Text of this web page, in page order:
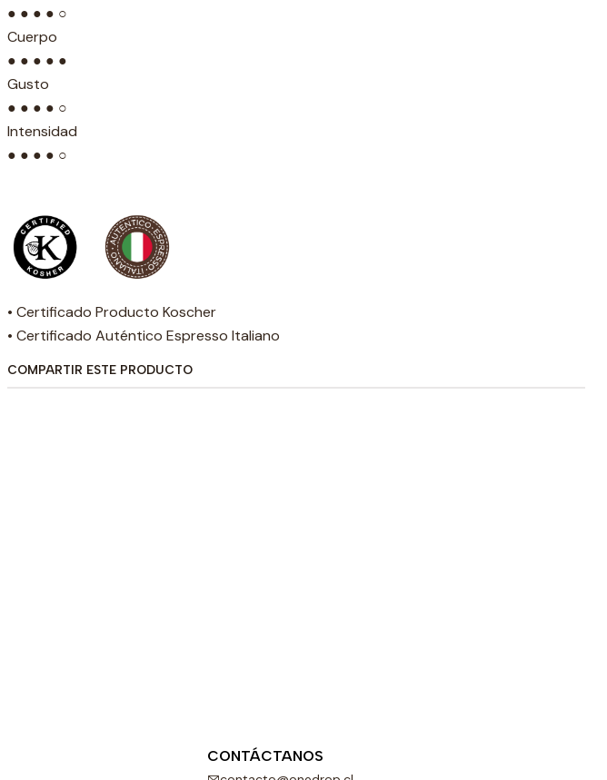
● ● ● ● ○
Cuerpo
● ● ● ● ●
Gusto
● ● ● ● ○
Intensidad
● ● ● ● ○
• Certificado Producto Koscher
• Certificado Auténtico Espresso Italiano
COMPARTIR ESTE PRODUCTO
CONTÁCTANOS